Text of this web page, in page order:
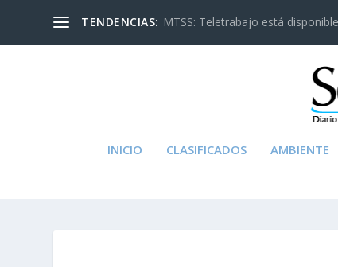
TENDENCIAS: MTSS: Teletrabajo está
INICIO CLASIFICADOS AMBIENTE